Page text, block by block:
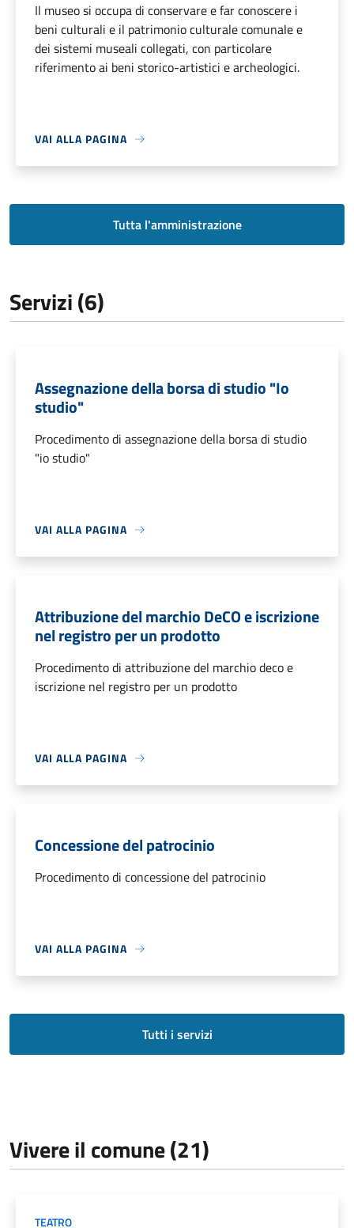
Il museo si occupa di conservare e far conoscere i
beni culturali e il patrimonio culturale comunale e
dei sistemi museali collegati, con particolare
riferimento ai beni storico-artistici e archeologici.
VAI ALLA PAGINA
Tutta l'amministrazione
Servizi (6)
Assegnazione della borsa di studio "Io
studio"
Procedimento di assegnazione della borsa di studio
"io studio"
VAI ALLA PAGINA
Attribuzione del marchio DeCO e iscrizione
nel registro per un prodotto
Procedimento di attribuzione del marchio deco e
iscrizione nel registro per un prodotto
VAI ALLA PAGINA
Concessione del patrocinio
Procedimento di concessione del patrocinio
VAI ALLA PAGINA
Tutti i servizi
Vivere il comune (21)
TEATRO